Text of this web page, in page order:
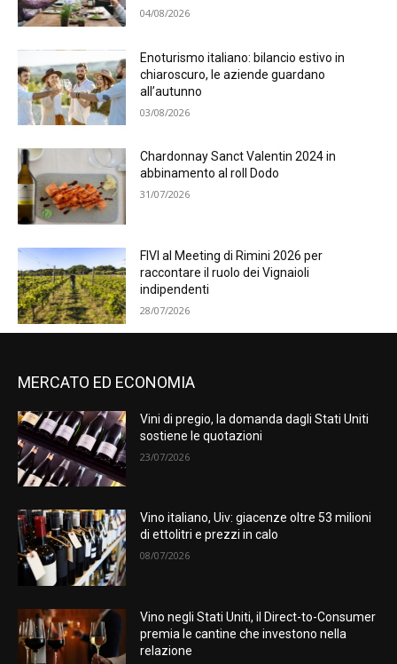
04/08/2026
Enoturismo italiano: bilancio estivo in
chiaroscuro, le aziende guardano
all’autunno
03/08/2026
Chardonnay Sanct Valentin 2024 in
abbinamento al roll Dodo
31/07/2026
FIVI al Meeting di Rimini 2026 per
raccontare il ruolo dei Vignaioli
indipendenti
28/07/2026
MERCATO ED ECONOMIA
Vini di pregio, la domanda dagli Stati Uniti
sostiene le quotazioni
23/07/2026
Vino italiano, Uiv: giacenze oltre 53 milioni
di ettolitri e prezzi in calo
08/07/2026
Vino negli Stati Uniti, il Direct-to-Consumer
premia le cantine che investono nella
relazione